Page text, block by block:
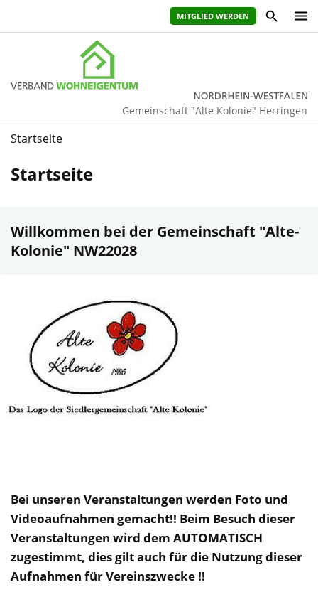
MITGLIED WERDEN
Gemeinschaft "Alte Kolonie" Herringen
Startseite
Startseite
Willkommen bei der Gemeinschaft "Alte-
Kolonie" NW22028
Bei unseren Veranstaltungen werden Foto und
Videoaufnahmen gemacht!! Beim Besuch dieser
Veranstaltungen wird dem AUTOMATISCH
zugestimmt, dies gilt auch für die Nutzung dieser
Aufnahmen für Vereinszwecke !!